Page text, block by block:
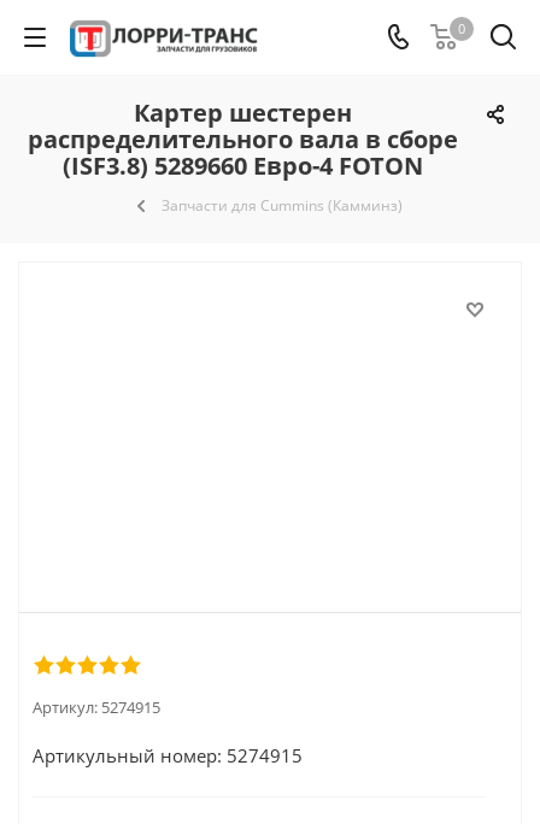
0
Картер шестерен
распределительного вала в сборе
(ISF3.8) 5289660 Евро-4 FOTON
Запчасти для Cummins (Камминз)
Артикул: 5274915
Артикульный номер: 5274915